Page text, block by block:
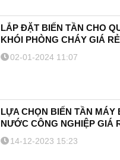
LẮP ĐẶT BIẾN TẦN CHO
KHÓI PHÒNG CHÁY GIÁ RẺ
02-01-2024 11:07
LỰA CHỌN BIẾN TẦN MÁY
NƯỚC CÔNG NGHIỆP GIÁ
14-12-2023 15:23